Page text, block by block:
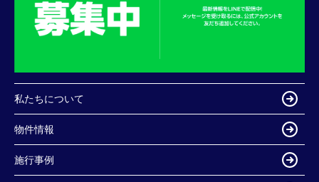
私たちについて
物件情報
施行事例